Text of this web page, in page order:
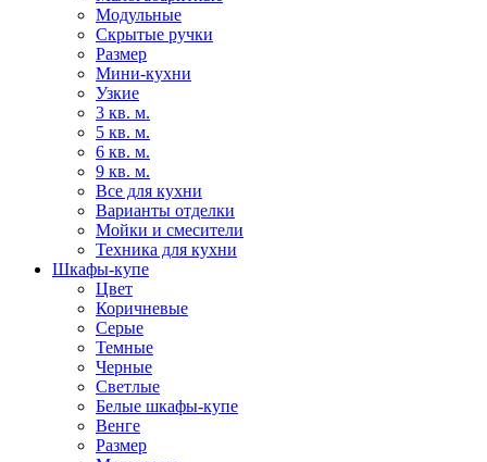
Модульные
Скрытые ручки
Размер
Мини-кухни
Узкие
3 кв. м.
5 кв. м.
6 кв. м.
9 кв. м.
Все для кухни
Варианты отделки
Мойки и смесители
Техника для кухни
Шкафы-купе
Цвет
Коричневые
Серые
Темные
Черные
Светлые
Белые шкафы-купе
Венге
Размер